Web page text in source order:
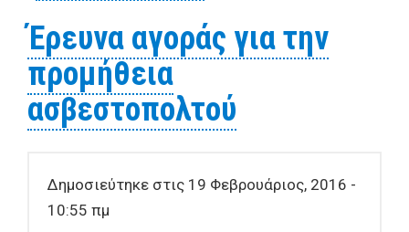
Έρευνα αγοράς για την
προμήθεια
ασβεστοπολτού
Δημοσιεύτηκε στις 19 Φεβρουάριος, 2016 -
10:55 πμ